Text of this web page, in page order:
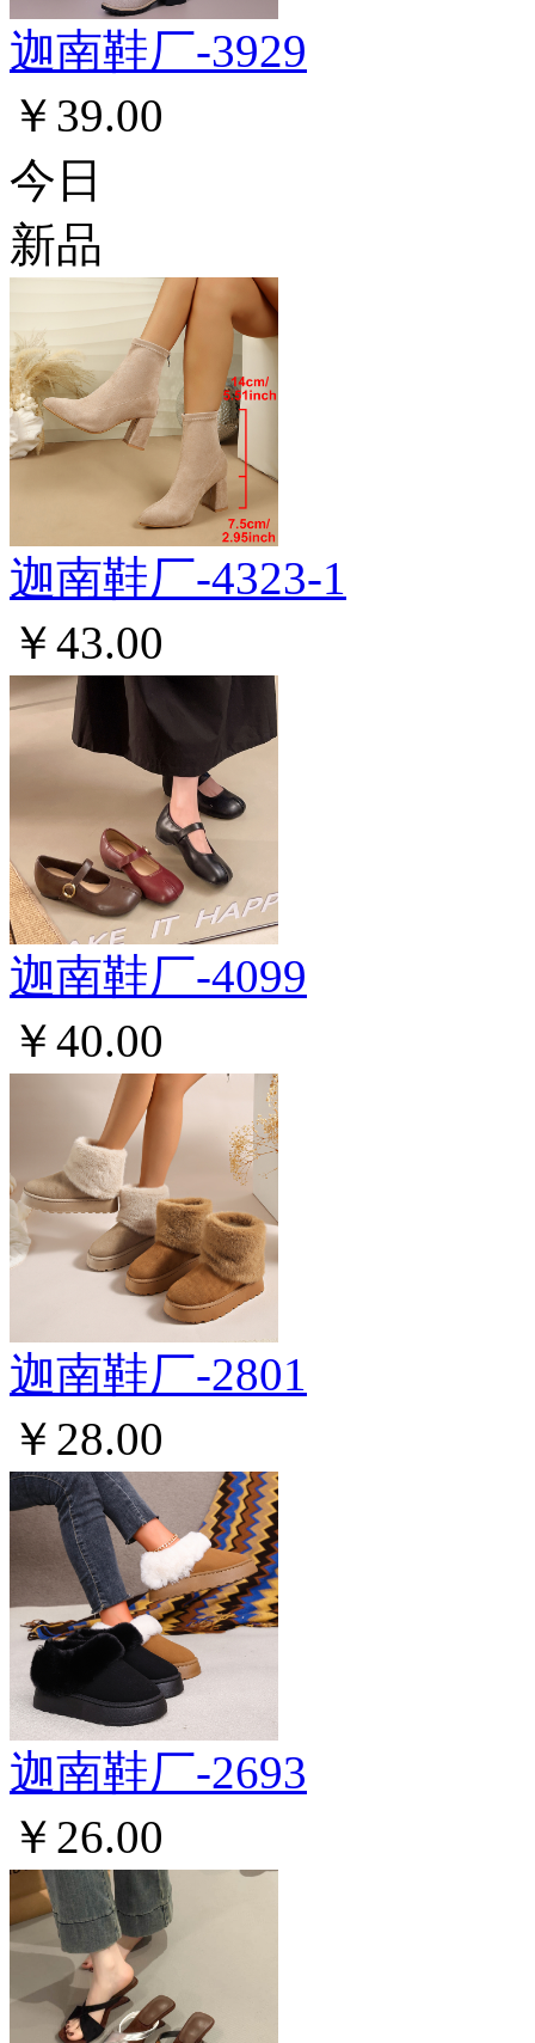
迦南鞋厂-3929
￥39.00
今日
新品
迦南鞋厂-4323-1
￥43.00
迦南鞋厂-4099
￥40.00
迦南鞋厂-2801
￥28.00
迦南鞋厂-2693
￥26.00